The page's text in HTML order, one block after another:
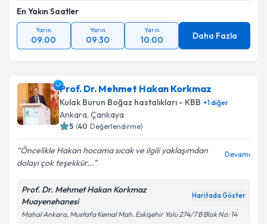
En Yakın Saatler
Yarın
09:00
Yarın
09:30
Yarın
10:00 Daha Fazla
Prof. Dr. Mehmet Hakan Korkmaz
Kulak Burun Boğaz hastalıkları - KBB +1diğer
Ankara, Çankaya
5 (40 Değerlendirme)
Öncelikle Hakan hocama sıcak ve ilgili yaklaşımdan
dolayı çok teşekkür...
Devamı
Prof. Dr. Mehmet Hakan Korkmaz
Muayenehanesi
Haritada Göster
Mahal Ankara, Mustafa Kemal Mah. Eskişehir Yolu 274/7 B Blok No: 14